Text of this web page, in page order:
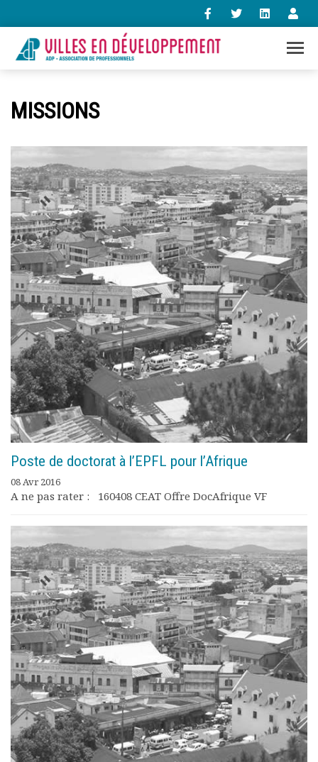
contact@villes-developpement.org
Accueil
L’association
Qui sommes-nous ?
Présentation vidéo
Le bureau
Statuts de l’association
Vie de l’association
Calendrier des activités
Assemblées générales
Comptes rendus mensuels
Rapports moraux
Rapports financiers
Nous rejoindre
Le bulletin
Présentation du bulletin
Comité de rédaction
Bulletins Villes en
développement
Kiosk
Ressources
Nos actions
Journées d’études
Concours vidéo
Matinales
Nos partenaires
Evénements
Publications et rapports
Documents
Les adhérents
Annuaire
Offres d’emploi
Forum
Actualités
Nous contacter
MISSIONS
Poste de doctorat à l’EPFL pour l’Afrique
08 Avr 2016
A ne pas rater : 160408 CEAT Offre DocAfrique VF